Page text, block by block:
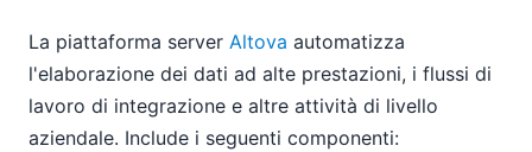
La piattaforma server Altova automatizza
l'elaborazione dei dati ad alte prestazioni, i flussi di
lavoro di integrazione e altre attività di livello
aziendale. Include i seguenti componenti: